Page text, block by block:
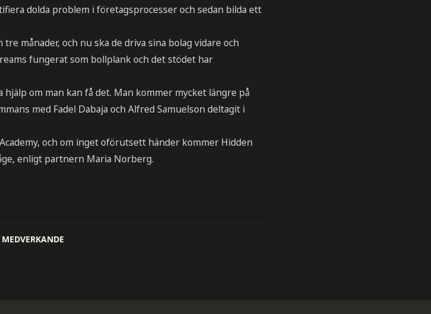
dolda problem i företagsprocesser och sedan bilda ett
månader, och nu ska de driva sina bolag vidare och
fungerat som bollplank och det stödet har
hjälp om man kan få det. Man kommer mycket längre på
med Fadel Dabaja och Alfred Samuelson deltagit i
och om inget oförutsett händer kommer Hidden
enligt partnern Maria Norberg.
MEDVERKANDE